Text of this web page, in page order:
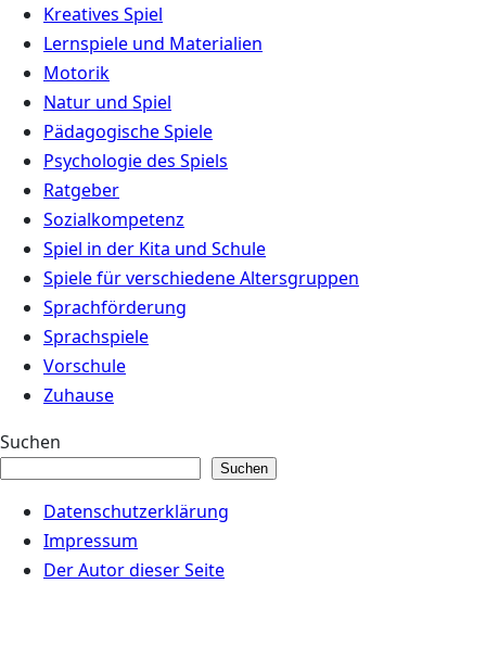
Kreatives Spiel
Lernspiele und Materialien
Motorik
Natur und Spiel
Pädagogische Spiele
Psychologie des Spiels
Ratgeber
Sozialkompetenz
Spiel in der Kita und Schule
Spiele für verschiedene Altersgruppen
Sprachförderung
Sprachspiele
Vorschule
Zuhause
Suchen
Suchen
Datenschutzerklärung
Impressum
Der Autor dieser Seite